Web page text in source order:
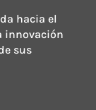
hacia el
innovación
sus